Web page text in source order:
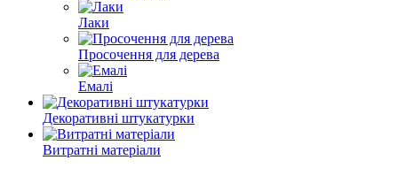
Лаки
Просочення для дерева
Емалі
Декоративні штукатурки
Витратні матеріали